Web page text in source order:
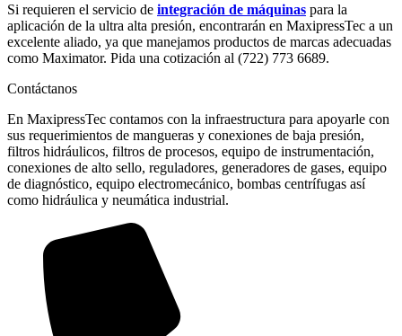
Si requieren el servicio de integración de máquinas para la
aplicación de la ultra alta presión, encontrarán en MaxipressTec a un
excelente aliado, ya que manejamos productos de marcas adecuadas
como Maximator. Pida una cotización al (722) 773 6689.
Contáctanos
En MaxipressTec contamos con la infraestructura para apoyarle con
sus requerimientos de mangueras y conexiones de baja presión,
filtros hidráulicos, filtros de procesos, equipo de instrumentación,
conexiones de alto sello, reguladores, generadores de gases, equipo
de diagnóstico, equipo electromecánico, bombas centrífugas así
como hidráulica y neumática industrial.